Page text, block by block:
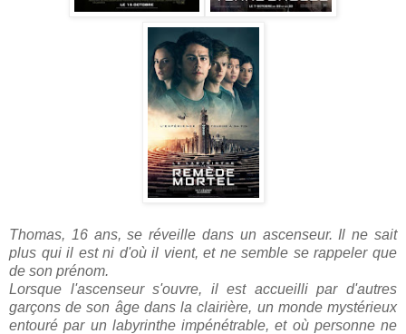
Thomas, 16 ans, se réveille dans un ascenseur. Il ne sait
plus qui il est ni d'où il vient, et ne semble se rappeler que
de son prénom.
Lorsque l'ascenseur s'ouvre, il est accueilli par d'autres
garçons de son âge dans la clairière, un monde mystérieux
entouré par un labyrinthe impénétrable, et où personne ne